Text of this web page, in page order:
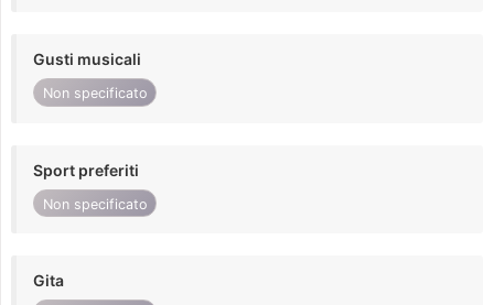
Gusti musicali
Non specificato
Sport preferiti
Non specificato
Gita